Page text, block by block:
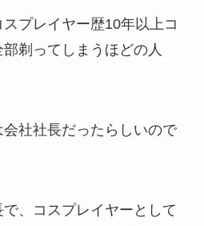
プレイヤー歴10年以上コ
剃ってしまうほどの人
社社長だったらしいので
、コスプレイヤーとして